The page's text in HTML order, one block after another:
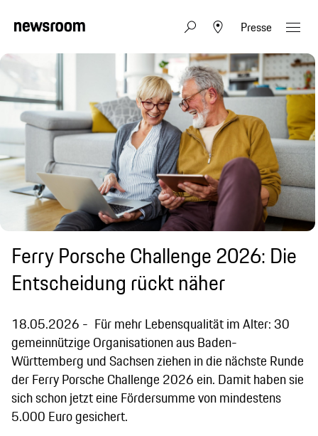
Presse
Ferry Porsche Challenge 2026: Die
Entscheidung rückt näher
18.05.2026
Für mehr Lebensqualität im Alter: 30
gemeinnützige Organisationen aus Baden-
Württemberg und Sachsen ziehen in die nächste Runde
der Ferry Porsche Challenge 2026 ein. Damit haben sie
sich schon jetzt eine Fördersumme von mindestens
5.000 Euro gesichert.